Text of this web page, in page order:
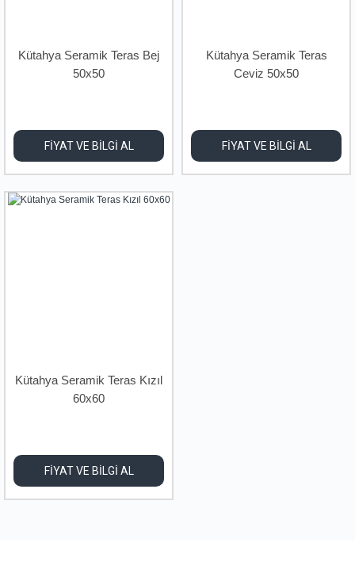
Kütahya Seramik Teras Bej
50x50
FİYAT VE BİLGİ AL
Kütahya Seramik Teras
Ceviz 50x50
FİYAT VE BİLGİ AL
Kütahya Seramik Teras Kızıl
60x60
FİYAT VE BİLGİ AL